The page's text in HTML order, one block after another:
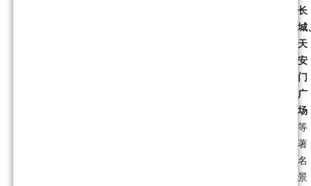
长
城
天
安
门
广
场
等
著
名
景